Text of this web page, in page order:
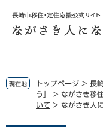
で
ば 現在地 トップページ > 長
う」
> ながさき移
いて > ながさき人